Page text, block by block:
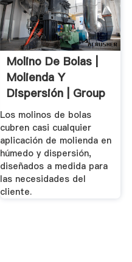
Molino De Bolas |
Molienda Y
Dispersión | Group
Los molinos de bolas
cubren casi cualquier
aplicación de molienda en
húmedo y dispersión,
diseñados a medida para
las necesidades del
cliente.